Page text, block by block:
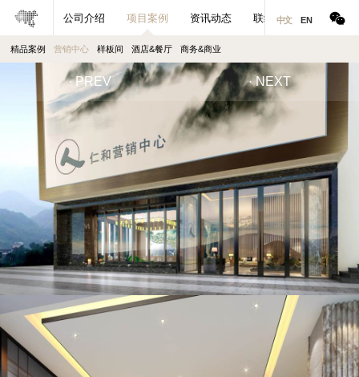
公司介绍 项目案例 资讯动态 联络合作
精品案例 营销中心 样板间 酒店&餐厅 商务&商业
中文 EN
· PREV · NEXT